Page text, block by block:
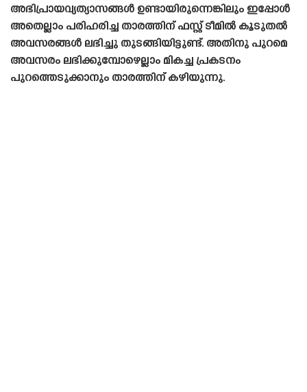
അഭിപ്രായവ്യത്യാസങ്ങൾ ഉണ്ടായിരുന്നെങ്കിലും ഇപ്പോൾ
അതെല്ലാം പരിഹരിച്ച താരത്തിന് ഫസ്റ്റ് ടീമിൽ കൂടുതൽ
അവസരങ്ങൾ ലഭിച്ചു തുടങ്ങിയിട്ടുണ്ട്. അതിനു പുറമെ
അവസരം ലഭിക്കുമ്പോഴെല്ലാം മികച്ച പ്രകടനം
പുറത്തെടുക്കാനും താരത്തിന് കഴിയുന്നു.